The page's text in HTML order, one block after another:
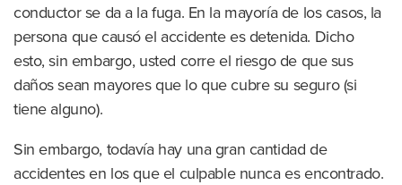
conductor se da a la fuga. En la mayoría de los casos, la
persona que causó el accidente es detenida. Dicho
esto, sin embargo, usted corre el riesgo de que sus
daños sean mayores que lo que cubre su seguro (si
tiene alguno).
Sin embargo, todavía hay una gran cantidad de
accidentes en los que el culpable nunca es encontrado.